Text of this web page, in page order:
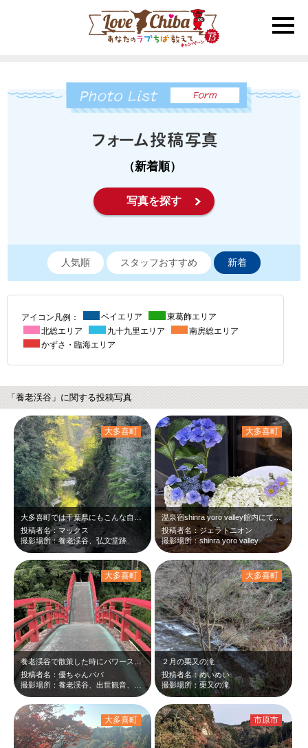
toggle
（新着順）
写真を探す
人気順 スタッフおすすめ 新着
アイコン凡例： ベイエリア
東葛飾エリア
北総エリア
九十九里エリア
南房総エリア
かずさ・臨海エリア
「養老渓谷」に関する投稿写真
大多喜町では千葉県にもこんな自然があったの！？と思える位大自然が広がっておりま…
投稿者名：マックス
撮影場所：養老渓谷、弘文堂跡
大多喜町
温泉宿shinra yoro valley館内にて、あじさいがとても綺麗で撮影…
投稿者名：ジェラトニオン
撮影場所：shinra yoro valley
大多喜町
養老渓谷で散策した時にパワースポットの出世観音にお詣りするために渡った観音橋を…
投稿者名：優ちゃんパパ
大多喜町
２月の栗又の滝
投稿者名：めいめい
撮影場所：栗又の滝
大多喜町
大多喜町 市原市